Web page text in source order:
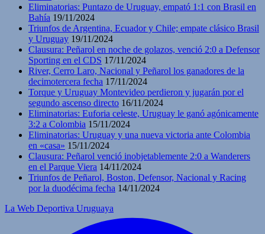
Eliminatorias: Puntazo de Uruguay, empató 1:1 con Brasil en
Bahía 19/11/2024
Triunfos de Argentina, Ecuador y Chile; empate clásico Brasil
y Uruguay 19/11/2024
Clausura: Peñarol en noche de golazos, venció 2:0 a Defensor
Sporting en el CDS 17/11/2024
River, Cerro Laro, Nacional y Peñarol los ganadores de la
decimotercera fecha 17/11/2024
Torque y Uruguay Montevideo perdieron y jugarán por el
segundo ascenso directo 16/11/2024
Eliminatorias: Euforia celeste, Uruguay le ganó agónicamente
3:2 a Colombia 15/11/2024
Eliminatorias: Uruguay y una nueva victoria ante Colombia
en «casa» 15/11/2024
Clausura: Peñarol venció inobjetablemente 2:0 a Wanderers
en el Parque Viera 14/11/2024
Triunfos de Peñarol, Boston, Defensor, Nacional y Racing
por la duodécima fecha 14/11/2024
La Web Deportiva Uruguaya